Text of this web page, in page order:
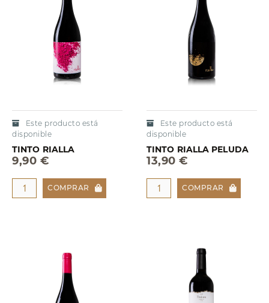
Este producto está
disponible
TINTO RIALLA
9,90 €
COMPRAR
Este producto está
disponible
TINTO RIALLA PELUDA
13,90 €
COMPRAR